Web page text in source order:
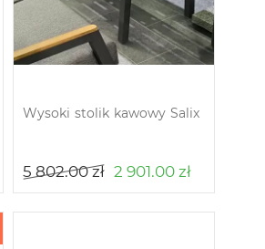
Wysoki stolik kawowy Salix
5 802.00zł 2 901.00 zł